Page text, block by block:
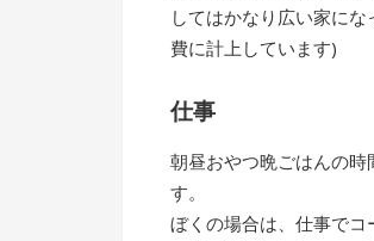
してはかなり広い家に
費に計上しています)
仕事
朝昼おやつ晩ごはんの
す。
ぼくの場合は、仕事で